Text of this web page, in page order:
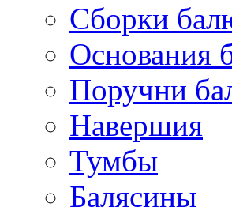
Сборки
Основания
Поручни
Навершия
Тумбы
Балясины